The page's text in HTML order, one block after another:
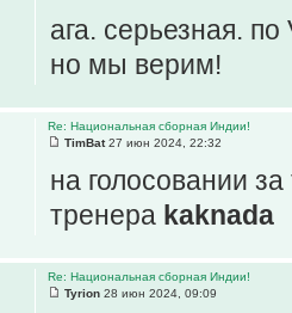
ага. серьезная.
но мы верим!
Re: Национальная сборная Индии!
TimBat27 июн 2024, 22:32
на голосовании
тренера kaknada
Re: Национальная сборная Индии!
Tyrion 28 июн 2024, 09:09